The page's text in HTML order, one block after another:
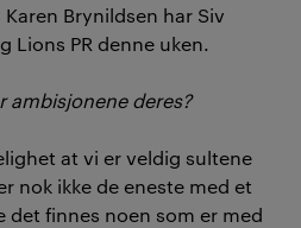
Brynildsen har Siv
Lions PR denne uken.
ambisjonene deres?
at vi er veldig sultene
nok ikke de eneste med et
det finnes noen som er med